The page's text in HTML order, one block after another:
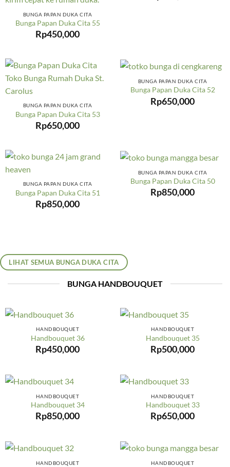
BUNGA PAPAN DUKA CITA
Bunga Papan Duka Cita 55
Rp450,000
BUNGA PAPAN DUKA CITA
Bunga Papan Duka Cita 53
Rp650,000
BUNGA PAPAN DUKA CITA
Bunga Papan Duka Cita 52
Rp650,000
BUNGA PAPAN DUKA CITA
Bunga Papan Duka Cita 51
Rp850,000
BUNGA PAPAN DUKA CITA
Bunga Papan Duka Cita 50
Rp850,000
LIHAT SEMUA BUNGA DUKA CITA
BUNGA HANDBOUQUET
HANDBOUQUET
Handbouquet 36
Rp450,000
HANDBOUQUET
Handbouquet 35
Rp500,000
HANDBOUQUET
Handbouquet 34
Rp850,000
HANDBOUQUET
Handbouquet 33
Rp650,000
HANDBOUQUET HANDBOUQUET